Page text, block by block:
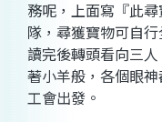
務呢，上面寫『此
隊，尋獲寶物可自
讀完後轉頭看向三
著小羊般，各個眼
工會出發。